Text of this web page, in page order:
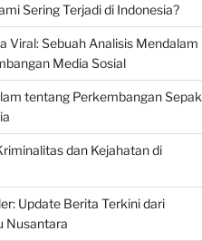
Sering Terjadi di Indonesia?
Viral: Sebuah Analisis Mendalam
Media Sosial
tentang Perkembangan Sepak
dan Kejahatan di
Update Berita Terkini dari
Nusantara